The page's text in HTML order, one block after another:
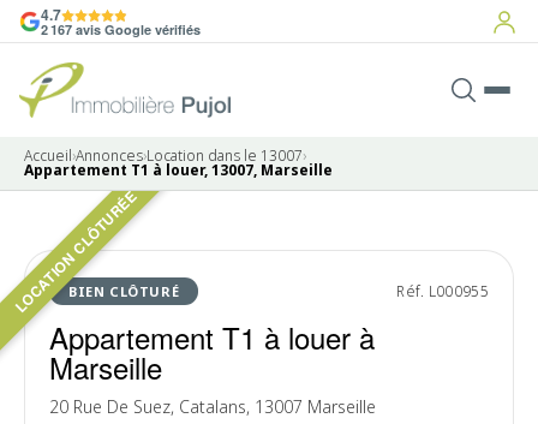
4.7
2 167 avis Google vérifiés
Accueil›Annonces›Location dans le 13007›
Appartement T1 à louer, 13007, Marseille
LOCATION CLÔTURÉE
BIEN CLÔTURÉ Réf. L000955
Appartement T1 à louer à
Marseille
20 Rue De Suez, Catalans, 13007 Marseille
LOUÉ
4 photos